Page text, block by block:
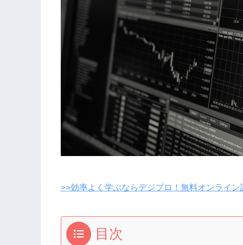
>>効率よく学ぶならデジプロ！無料オンライン
目次